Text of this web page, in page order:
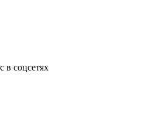
в соцсетях